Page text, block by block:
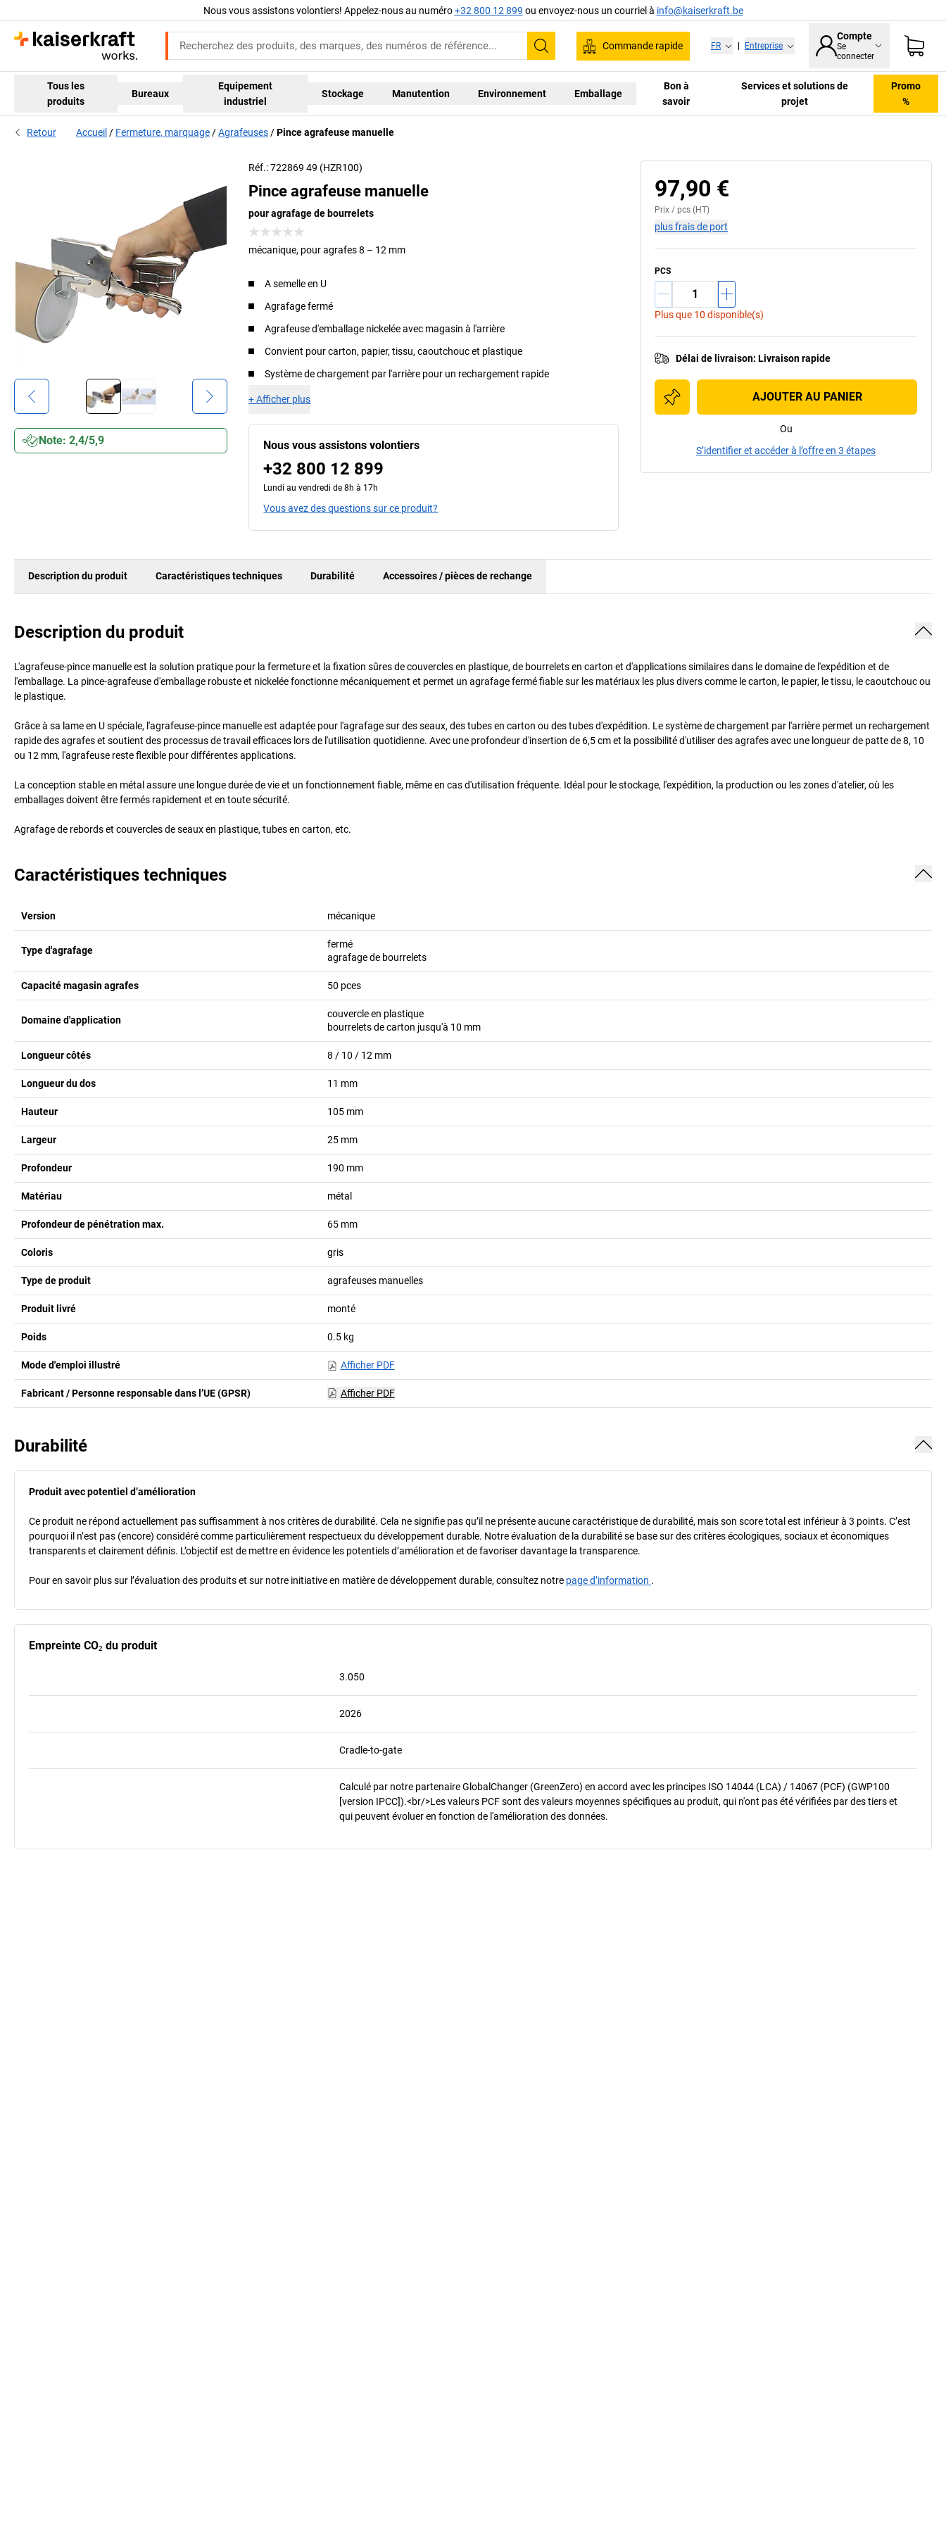
Nous vous assistons volontiers! Appelez-nous au numéro+32 800 12 899 ou envoyez-nous un courriel à info@kaiserkraft.be
Recherche
Commande rapide FR Entreprise
Compte
Se
connecter
Tous les
produits
Bureaux
Equipement
industriel
Stockage Manutention Environnement Emballage
Bon à
savoir
Services et solutions de
projet
Promo
%
Retour Accueil Fermeture, marquage Agrafeuses Pince agrafeuse manuelle
Note: 2,4/5,9
Réf.: 722869 49 (HZR100)
Pince agrafeuse manuelle
pour agrafage de bourrelets
mécanique, pour agrafes 8 – 12 mm
A semelle en U
Agrafage fermé
Agrafeuse d'emballage nickelée avec magasin à l'arrière
Convient pour carton, papier, tissu, caoutchouc et plastique
Système de chargement par l'arrière pour un rechargement rapide
+Afficher plus
Nous vous assistons volontiers
+32 800 12 899
Lundi au vendredi de 8h à 17h
Vous avez des questions sur ce produit?
97,90 €
Prix /pcs (HT)
plus frais de port
PCS
Plus que 10 disponible(s)
Délai de livraison:Livraison rapide
AJOUTER AU PANIER
Ou
S’identifier et accéder à l’offre en 3 étapes
Description du produit Caractéristiques techniques Durabilité Accessoires / pièces de rechange
Description du produit
L'agrafeuse-pince manuelle est la solution pratique pour la fermeture et la fixation sûres de couvercles en plastique, de bourrelets en carton et d'applications similaires dans le domaine de l'expédition et de
l'emballage. La pince-agrafeuse d'emballage robuste et nickelée fonctionne mécaniquement et permet un agrafage fermé fiable sur les matériaux les plus divers comme le carton, le papier, le tissu, le caoutchouc ou
le plastique.
Grâce à sa lame en U spéciale, l'agrafeuse-pince manuelle est adaptée pour l'agrafage sur des seaux, des tubes en carton ou des tubes d'expédition. Le système de chargement par l'arrière permet un rechargement
rapide des agrafes et soutient des processus de travail efficaces lors de l'utilisation quotidienne. Avec une profondeur d'insertion de 6,5 cm et la possibilité d'utiliser des agrafes avec une longueur de patte de 8, 10
ou 12 mm, l'agrafeuse reste flexible pour différentes applications.
La conception stable en métal assure une longue durée de vie et un fonctionnement fiable, même en cas d'utilisation fréquente. Idéal pour le stockage, l'expédition, la production ou les zones d'atelier, où les
emballages doivent être fermés rapidement et en toute sécurité.
Agrafage de rebords et couvercles de seaux en plastique, tubes en carton, etc.
Caractéristiques techniques
Version mécanique
Type d'agrafage
fermé
agrafage de bourrelets
Capacité magasin agrafes 50 pces
Domaine d'application
couvercle en plastique
bourrelets de carton jusqu'à 10 mm
Longueur côtés 8 / 10 / 12 mm
Longueur du dos 11 mm
Hauteur 105 mm
Largeur 25 mm
Profondeur 190 mm
Matériau métal
Profondeur de pénétration max. 65 mm
Coloris gris
Type de produit agrafeuses manuelles
Produit livré monté
Poids 0.5 kg
Mode d'emploi illustré Afficher PDF
Fabricant / Personne responsable dans l’UE (GPSR) Afficher PDF
Durabilité
Produit avec potentiel d’amélioration
Ce produit ne répond actuellement pas suffisamment à nos critères de durabilité. Cela ne signifie pas qu’il ne présente aucune caractéristique de durabilité, mais son score total est inférieur à 3 points. C’est
pourquoi il n’est pas (encore) considéré comme particulièrement respectueux du développement durable. Notre évaluation de la durabilité se base sur des critères écologiques, sociaux et économiques
transparents et clairement définis. L’objectif est de mettre en évidence les potentiels d’amélioration et de favoriser davantage la transparence.
Pour en savoir plus sur l’évaluation des produits et sur notre initiative en matière de développement durable, consultez notre page d’information .
Empreinte CO₂ du produit
3.050
2026
Cradle-to-gate
Calculé par notre partenaire GlobalChanger (GreenZero) en accord avec les principes ISO 14044 (LCA) / 14067 (PCF) (GWP100
[version IPCC]).<br/>Les valeurs PCF sont des valeurs moyennes spécifiques au produit, qui n'ont pas été vérifiées par des tiers et
qui peuvent évoluer en fonction de l'amélioration des données.